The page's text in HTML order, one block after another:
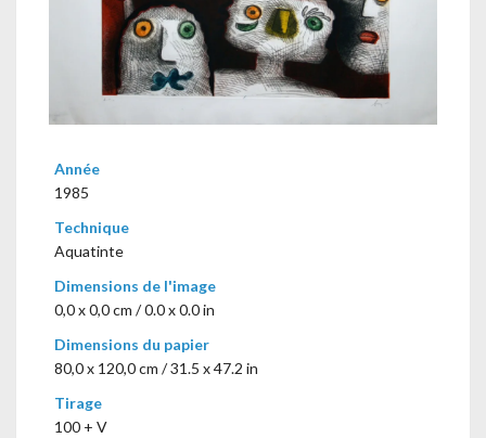
Année
1985
Technique
Aquatinte
Dimensions de l'image
0,0 x 0,0 cm / 0.0 x 0.0 in
Dimensions du papier
80,0 x 120,0 cm / 31.5 x 47.2 in
Tirage
100 + V